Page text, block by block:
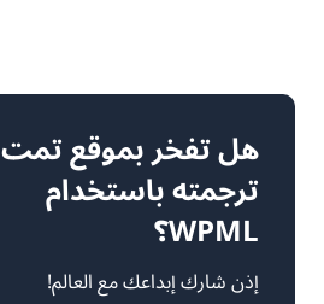
هل تفخر بموقع تمت
ترجمته باستخدام
WPML؟
إذن شارك إبداعك مع العالم!